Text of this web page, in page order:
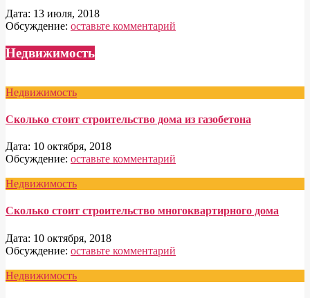
Дата: 13 июля, 2018
Обсуждение: оставьте комментарий
Недвижимость
Недвижимость
Сколько стоит строительство дома из газобетона
Дата: 10 октября, 2018
Обсуждение: оставьте комментарий
Недвижимость
Сколько стоит строительство многоквартирного дома
Дата: 10 октября, 2018
Обсуждение: оставьте комментарий
Недвижимость